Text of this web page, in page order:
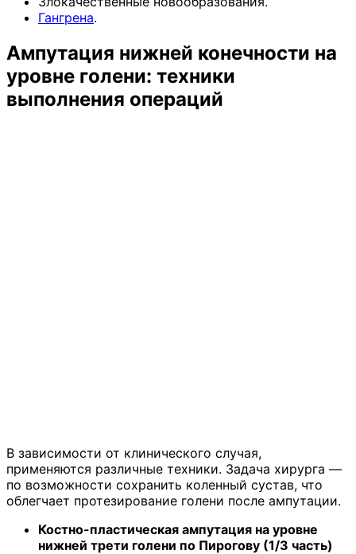
Гангрена.
Ампутация нижней конечности на
уровне голени: техники
выполнения операций
В зависимости от клинического случая,
применяются различные техники. Задача хирурга —
по возможности сохранить коленный сустав, что
облегчает протезирование голени после ампутации.
Костно-пластическая ампутация на уровне
нижней трети голени по Пирогову (1/3 часть)